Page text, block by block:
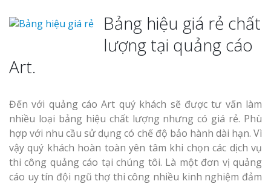
Bảng hiệu giá rẻ chất
lượng tại quảng cáo
Art.
Đến với quảng cáo Art quý khách sẽ được tư vấn làm
nhiều loại bảng hiệu chất lượng nhưng có giá rẻ. Phù
hợp với nhu cầu sử dụng có chế độ bảo hành dài hạn. Vì
vậy quý khách hoàn toàn yên tâm khi chọn các dịch vụ
thi công quảng cáo tại chúng tôi. Là một đơn vị quảng
cáo uy tín đội ngũ thợ thi công nhiều kinh nghiệm đảm